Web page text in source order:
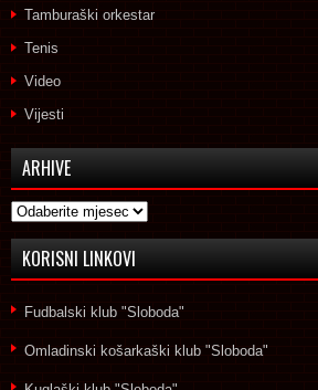
Tamburaški orkestar
Tenis
Video
Vijesti
ARHIVE
Arhive
KORISNI LINKOVI
Fudbalski klub "Sloboda"
Omladinski košarkaški klub "Sloboda"